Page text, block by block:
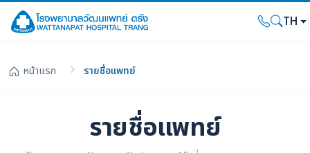
TH
หน้าแรก รายชื่อแพทย์
รายชื่อแพทย์